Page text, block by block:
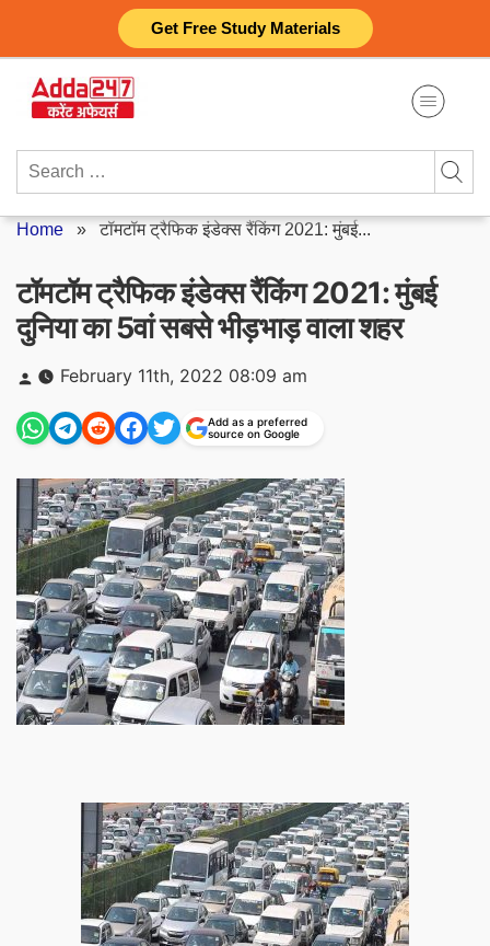
Get Free Study Materials
content
Search
Home »टॉमटॉम ट्रैफिक इंडेक्स रैंकिंग 2021: मुंबई...
टॉमटॉम ट्रैफिक इंडेक्स रैंकिंग 2021: मुंबई
दुनिया का 5वां सबसे भीड़भाड़ वाला शहर
Posted
by
February 11th, 2022 08:09 am
Add as a preferred
source on Google